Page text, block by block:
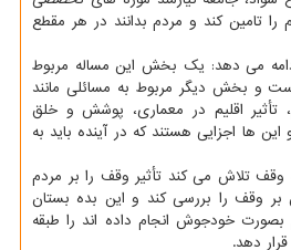
را تامین کند و مردم بدانند در هر مقطع
می دهد: یک بخش این مساله مربوط
و بخش دیگر مربوط به مسائلی مانند
تأثیر اقلیم در معماری، پوشش و خلق
ها اجزایی هستند که در آینده باید به
تلاش می کند تأثیر وقف را بر مردم
بر وقف را بررسی کند و این بده بستان
بصورت خودجوش انجام داده اند را طبقه
دهد.